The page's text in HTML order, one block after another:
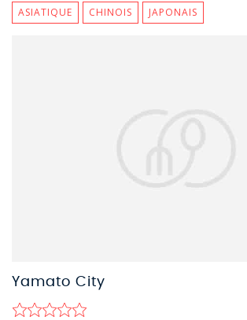
ASIATIQUE CHINOIS JAPONAIS
Yamato City